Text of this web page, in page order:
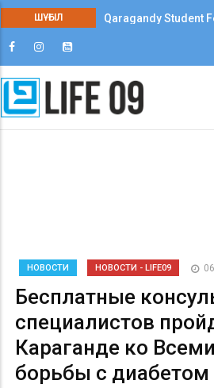
ШҰҒЫЛ
впервые прошёл
НОВОСТИ НОВОСТИ - LIFE09
Бесплатные
специалистов
Караганде ко
борьбы с диабетом